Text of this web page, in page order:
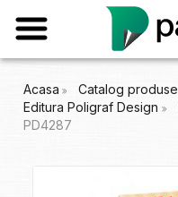
Acasa Catalog produse
Editura Poligraf Design
PD4287